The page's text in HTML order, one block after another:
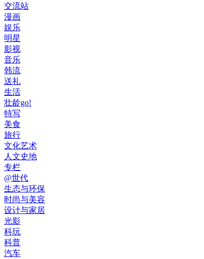
交流站
漫画
娱乐
明星
影视
音乐
韩流
送礼
生活
壮龄go!
特写
美食
旅行
文化艺术
人文史地
专栏
@世代
生态与环保
时尚与美容
设计与家居
光影
科玩
科普
汽车